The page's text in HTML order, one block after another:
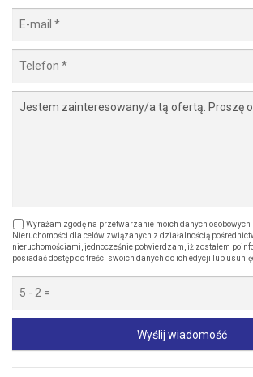
Wyrażam zgodę na przetwarzanie moich danych osobowych
Nieruchomości dla celów związanych z działalnością
nieruchomościami, jednocześnie potwierdzam, iż zostałem
posiadać dostęp do treści swoich danych do ich edycji lub
Wyślij wiadomość